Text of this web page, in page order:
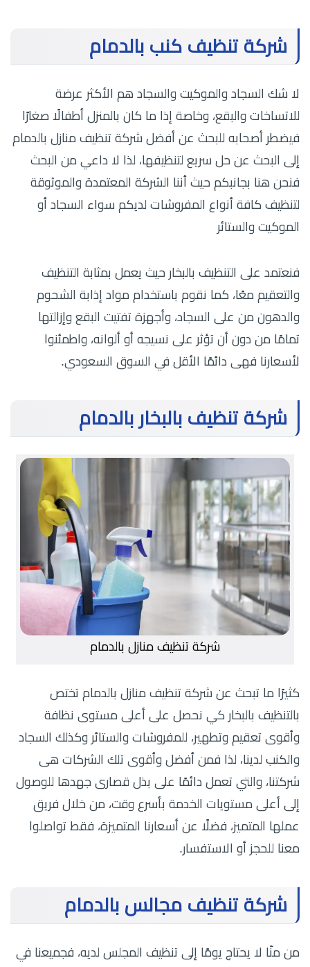
شركة تنظيف كنب بالدمام
لا شك السجاد والموكيت والسجاد هم الأكثر عرضة
للاتساخات والبقع، وخاصة إذا ما كان بالمنزل أطفالًا صغارًا
فيضطر أصحابه للبحث عن أفضل شركة تنظيف منازل بالدمام
إلى البحث عن حل سريع لتنظيفها، لذا لا داعي من البحث
فنحن هنا بجانبكم حيث أننا الشركة المعتمدة والموثوقة
لتنظيف كافة أنواع المفروشات لديكم سواء السجاد أو
الموكيت والستائر
فنعتمد على التنظيف بالبخار حيث يعمل بمثابة التنظيف
والتعقيم معًا، كما نقوم باستخدام مواد إذابة الشحوم
والدهون من على السجاد، وأجهزة تفتيت البقع وإزالتها
تمامًا من دون أن تؤثر على نسيجه أو ألوانه، واطمئنوا
لأسعارنا فهى دائمًا الأقل في السوق السعودي.
شركة تنظيف بالبخار بالدمام
شركة تنظيف منازل بالدمام
كثيرًا ما تبحث عن شركة تنظيف منازل بالدمام تختص
بالتنظيف بالبخار كي نحصل على أعلى مستوى نظافة
وأقوى تعقيم وتطهير، للمفروشات والستائر وكذلك السجاد
والكنب لدينا، لذا فمن أفضل وأقوى تلك الشركات هى
شركتنا، والتي تعمل دائمًا على بذل قصارى جهدها للوصول
إلى أعلى مستويات الخدمة بأسرع وقت، من خلال فريق
عملها المتميز، فضلًا عن أسعارنا المتميزة، فقط تواصلوا
معنا للحجز أو الاستفسار.
شركة تنظيف مجالس بالدمام
من منّا لا يحتاج يومًا إلى تنظيف المجلس لديه، فجميعنا في